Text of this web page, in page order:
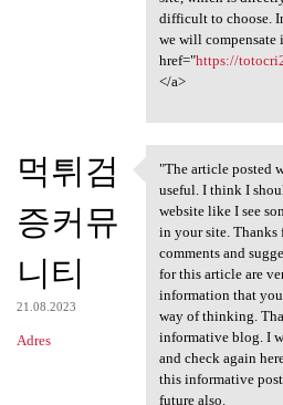
difficult to choose.
we will compensate
href="https://
</a>
먹튀검
증커뮤
니티
21.08.2023
Adres
"The article
"The article posted
useful. I think I
website like I see
in your site. Thanks
comments and
for this article are
information that
way of thinking.
informative blog. I
and check again
this informative
future also.